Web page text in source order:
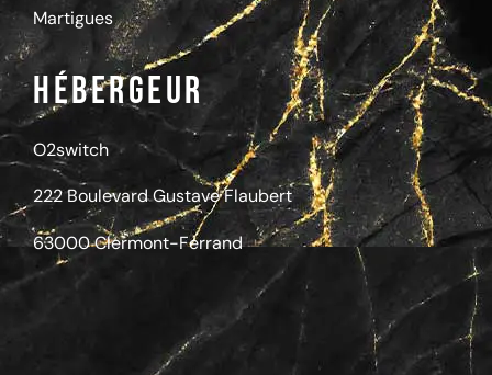
Martigues
Hébergeur
O2switch
222 Boulevard Gustave Flaubert
63000 Clermont-Ferrand